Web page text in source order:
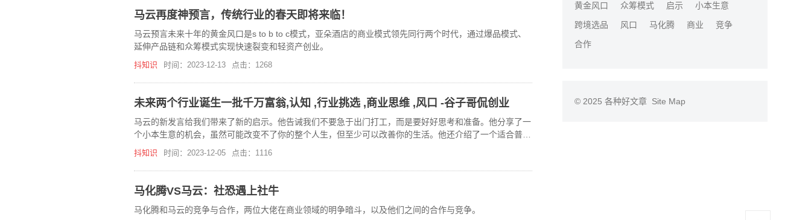
马云再度神预言，传统行业的春天即将来临！
马云预言未来十年的黄金风口是s to b to c模式，亚朵酒店的商业模式领先同行两个时代，通过爆品模式、
延伸产品链和众筹模式实现快速裂变和轻资产创业。
抖知识 时间：2023-12-13 点击：1268
未来两个行业诞生一批千万富翁,认知 ,行业挑选 ,商业思维 ,风口 -谷子哥侃创业
马云的新发言给我们带来了新的启示。他告诫我们不要急于出门打工，而是要好好思考和准备。他分享了一
个小本生意的机会，虽然可能改变不了你的整个人生，但至少可以改善你的生活。他还介绍了一个适合普通
人的项目，跨境选品，这是一个24年最大的风口路子。
抖知识 时间：2023-12-05 点击：1116
马化腾VS马云：社恐遇上社牛
马化腾和马云的竞争与合作，两位大佬在商业领域的明争暗斗，以及他们之间的合作与竞争。
黄金风口
众筹模式 启示
小本生意
跨境选品
风口 马化腾 商业
竞争
合作
© 2025 各种好文章 Site Map